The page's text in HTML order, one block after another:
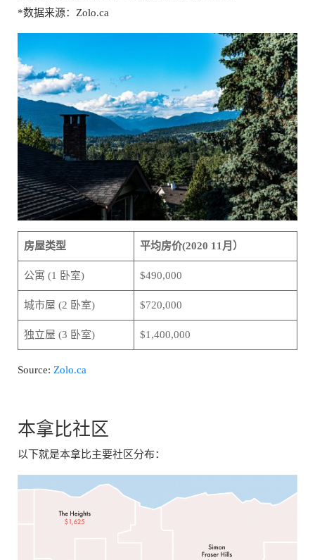
*数据来源：Zolo.ca
房屋类型 平均房价(2020 11月）
公寓 (1 卧室) $490,000
城市屋 (2 卧室) $720,000
独立屋 (3 卧室) $1,400,000
Source: Zolo.ca
本拿比社区
以下就是本拿比主要社区分布：